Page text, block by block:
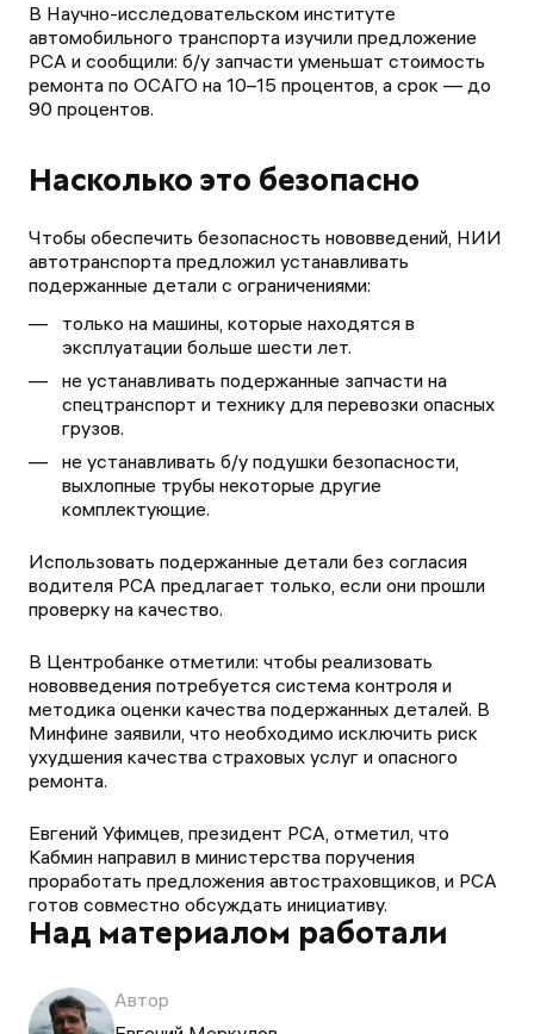
В Научно-исследовательском институте
автомобильного транспорта изучили предложение
РСА и сообщили: б/у запчасти уменьшат стоимость
ремонта по ОСАГО на 10–15 процентов, а срок — до
90 процентов.
Насколько это безопасно
Чтобы обеспечить безопасность нововведений, НИИ
автотранспорта предложил устанавливать
подержанные детали с ограничениями:
только на машины, которые находятся в
эксплуатации больше шести лет.
не устанавливать подержанные запчасти на
спецтранспорт и технику для перевозки опасных
грузов.
не устанавливать б/у подушки безопасности,
выхлопные трубы некоторые другие
комплектующие.
Использовать подержанные детали без согласия
водителя РСА предлагает только, если они прошли
проверку на качество.
В Центробанке отметили: чтобы реализовать
нововведения потребуется система контроля и
методика оценки качества подержанных деталей. В
Минфине заявили, что необходимо исключить риск
ухудшения качества страховых услуг и опасного
ремонта.
Евгений Уфимцев, президент РСА, отметил, что
Кабмин направил в министерства поручения
проработать предложения автостраховщиков, и РСА
готов совместно обсуждать инициативу.
Над материалом работали
Автор